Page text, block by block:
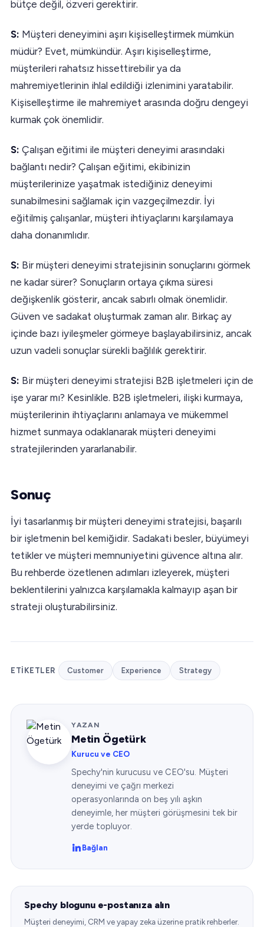
bütçe değil, özveri gerektirir.
S: Müşteri deneyimini aşırı kişiselleştirmek mümkün
müdür? Evet, mümkündür. Aşırı kişiselleştirme,
müşterileri rahatsız hissettirebilir ya da
mahremiyetlerinin ihlal edildiği izlenimini yaratabilir.
Kişiselleştirme ile mahremiyet arasında doğru dengeyi
kurmak çok önemlidir.
S: Çalışan eğitimi ile müşteri deneyimi arasındaki
bağlantı nedir? Çalışan eğitimi, ekibinizin
müşterilerinize yaşatmak istediğiniz deneyimi
sunabilmesini sağlamak için vazgeçilmezdir. İyi
eğitilmiş çalışanlar, müşteri ihtiyaçlarını karşılamaya
daha donanımlıdır.
S: Bir müşteri deneyimi stratejisinin sonuçlarını görmek
ne kadar sürer? Sonuçların ortaya çıkma süresi
değişkenlik gösterir, ancak sabırlı olmak önemlidir.
Güven ve sadakat oluşturmak zaman alır. Birkaç ay
içinde bazı iyileşmeler görmeye başlayabilirsiniz, ancak
uzun vadeli sonuçlar sürekli bağlılık gerektirir.
S: Bir müşteri deneyimi stratejisi B2B işletmeleri için de
işe yarar mı? Kesinlikle. B2B işletmeleri, ilişki kurmaya,
müşterilerinin ihtiyaçlarını anlamaya ve mükemmel
hizmet sunmaya odaklanarak müşteri deneyimi
stratejilerinden yararlanabilir.
Sonuç
İyi tasarlanmış bir müşteri deneyimi stratejisi, başarılı
bir işletmenin bel kemiğidir. Sadakati besler, büyümeyi
tetikler ve müşteri memnuniyetini güvence altına alır.
Bu rehberde özetlenen adımları izleyerek, müşteri
beklentilerini yalnızca karşılamakla kalmayıp aşan bir
strateji oluşturabilirsiniz.
ETIKETLER Customer Experience Strategy
YAZAN
Metin Ögetürk
Kurucu ve CEO
Spechy'nin kurucusu ve CEO'su. Müşteri
deneyimi ve çağrı merkezi
operasyonlarında on beş yılı aşkın
deneyimle, her müşteri görüşmesini tek bir
yerde topluyor.
Bağlan
Spechy blogunu e-postanıza alın
Müşteri deneyimi, CRM ve yapay zeka üzerine pratik rehberler.